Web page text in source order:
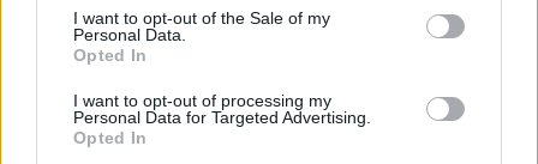
consent section.
I want to opt-out of the Sale of my
Personal Data.
Opted In
I want to opt-out of processing my
Personal Data for Targeted Advertising.
Opted In
da
Condividi l'articolo